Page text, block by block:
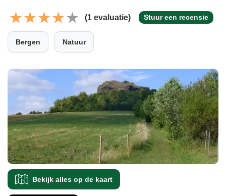
(1 evaluatie) Stuur een recensie
Bergen Natuur
Bekijk alles op de kaart